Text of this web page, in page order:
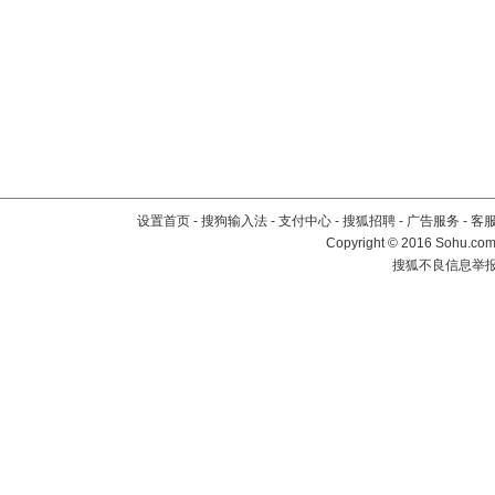
设置首页 - 搜狗输入法 - 支付中心 - 搜狐招聘 - 广告服务 - 客
Copyright©2016
搜狐不良信息举